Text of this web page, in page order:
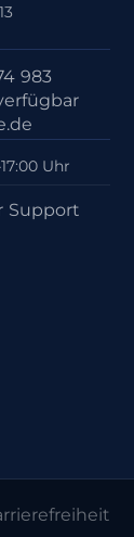
983
Uhr
Support